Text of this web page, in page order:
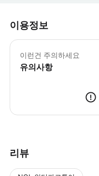
이용정보
이런건 주의하세요
유의사항
리뷰